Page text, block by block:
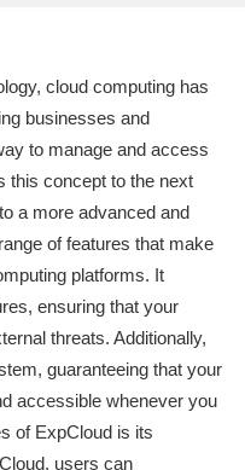
cloud computing has
businesses and
to manage and access
this concept to the next
a more advanced and
of features that make
platforms. It
ensuring that your
threats. Additionally,
guaranteeing that your
accessible whenever you
of ExpCloud is its
users can